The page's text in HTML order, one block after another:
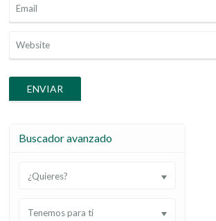
Buscador avanzado
¿Quieres?
Tenemos para tí